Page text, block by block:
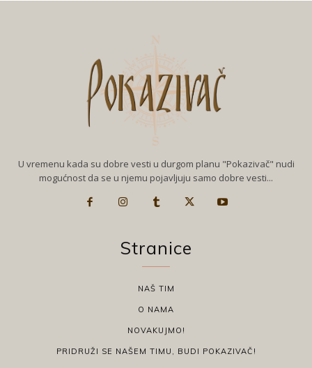
U vremenu kada su dobre vesti u durgom planu "Pokazivač" nudi
mogućnost da se u njemu pojavljuju samo dobre vesti...
Stranice
NAŠ TIM
O NAMA
NOVAKUJMO!
PRIDRUŽI SE NAŠEM TIMU, BUDI POKAZIVAČ!